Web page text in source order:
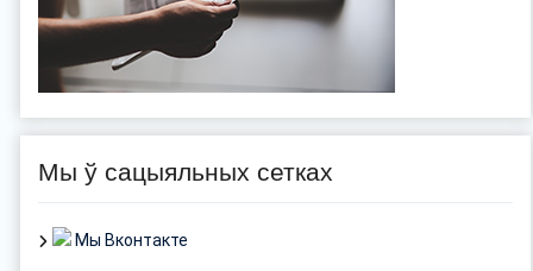
Мы ў сацыяльных сетках
Мы Вконтакте